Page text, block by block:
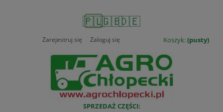
🇵🇱🇬🇧🇩🇪
Koszyk:(pusty)
Zarejestruj się Zaloguj się
SPRZEDAŻ CZĘŚCI: